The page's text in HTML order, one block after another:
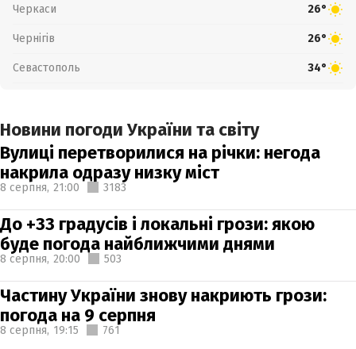
Черкаси 26°
Чернігів 26°
Севастополь 34°
Новини погоди України та світу
Вулиці перетворилися на річки: негода
накрила одразу низку міст
8 серпня, 21:00 3183
До +33 градусів і локальні грози: якою
буде погода найближчими днями
8 серпня, 20:00 503
Частину України знову накриють грози:
погода на 9 серпня
8 серпня, 19:15 761